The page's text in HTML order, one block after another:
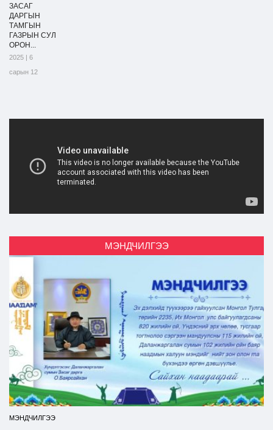
ЗАСАГ
ДАРГЫН
ТАМГЫН
ГАЗРЫН СУЛ
ОРОН...
2025 | 6
сарын 12
МЭНДЧИЛГЭЭ
МЭНДЧИЛГЭЭ